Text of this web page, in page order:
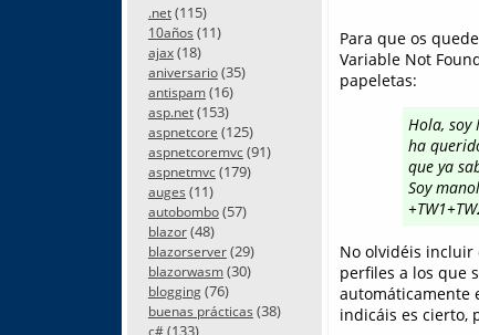
.net(115)
10años (11)
ajax(18)
aniversario(35)
antispam(16)
asp.net(153)
aspnetcore (125)
aspnetcoremvc(91)
aspnetmvc(179)
auges (11)
autobombo(57)
blazor(48)
blazorserver(29)
blazorwasm(30)
blogging(76)
buenas prácticas (38)
c#(133)
Para que os
Variable Not
papeletas:
Hola, soy
ha
que ya
Soy
No olvidéis incluir
perfiles a los que
automáticamente
indicáis es cierto,